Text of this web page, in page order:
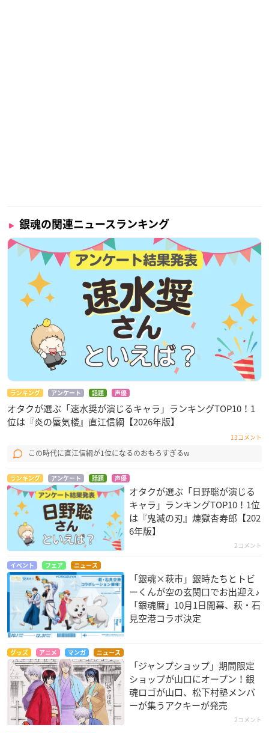
銀魂の関連ニュースランキング
ランキング アンケート 話題 声優
オタクが選ぶ「速水奨が演じるキャラ」ランキングTOP10！1
位は『炎の蜃気楼』直江信綱【2026年版】
13コメント
この時代に直江信綱が1位になるのおもろすぎるw
ランキング アンケート 話題 声優
オタクが選ぶ「日野聡が演じる
キャラ」ランキングTOP10！1位
は『鬼滅の刃』煉󠄁獄杏寿郎【202
6年版】
2コメント
イベント フェア ニュース
「銀魂×萩市」銀時たちとトビ
ーくんが空の玄関口でお出迎え♪
「銀魂暦」10月1日開幕、萩・石
見空港コラボ決定
グッズ アニメ マンガ ニュース
「ジャンプショップ」期間限定
ショップが山口にオープン！銀
魂ロゴが山口、松下村塾メンバ
ーが集うアクキーが発売
2コメント